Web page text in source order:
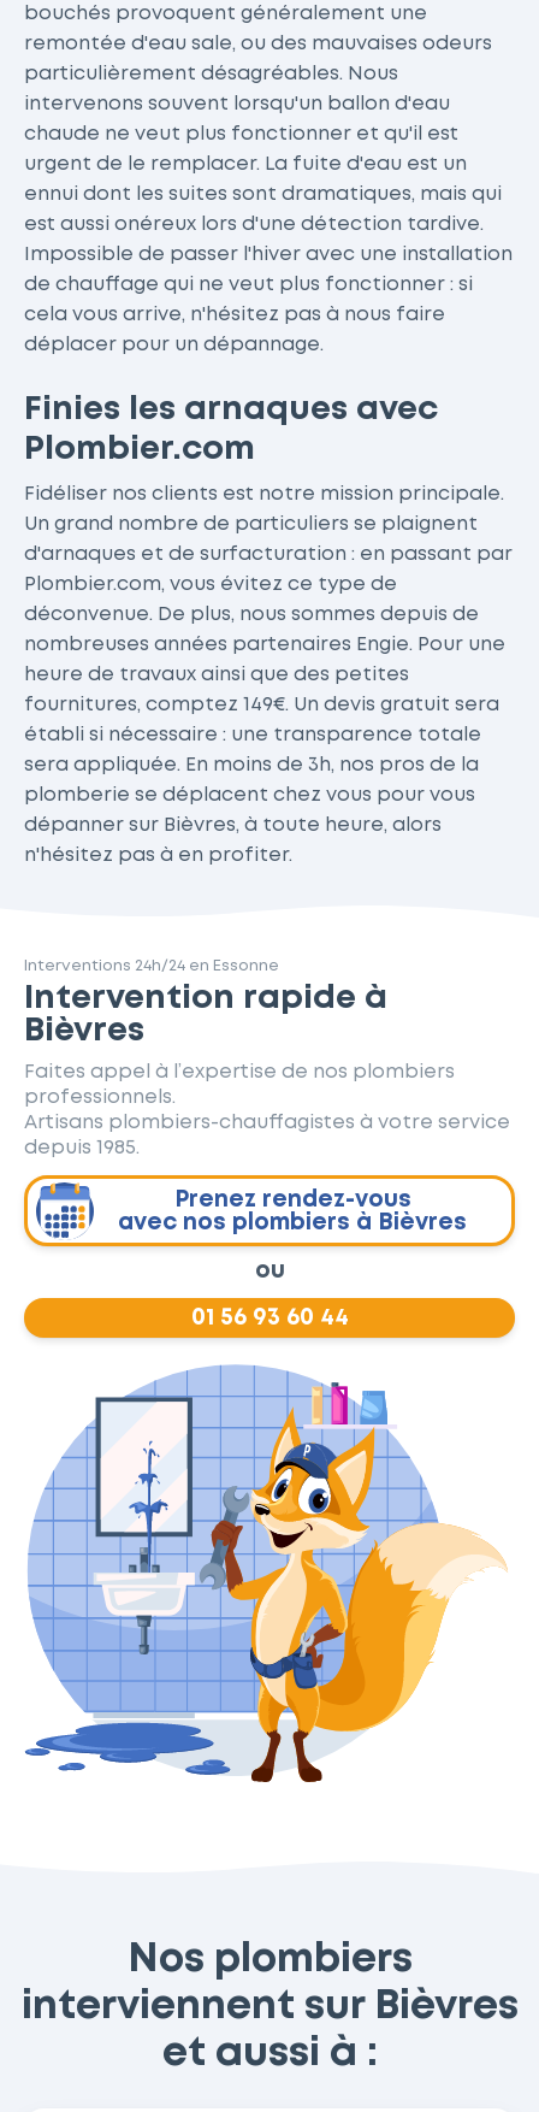
bouchés provoquent généralement une
remontée d'eau sale, ou des mauvaises odeurs
particulièrement désagréables. Nous
intervenons souvent lorsqu'un ballon d'eau
chaude ne veut plus fonctionner et qu'il est
urgent de le remplacer. La fuite d'eau est un
ennui dont les suites sont dramatiques, mais qui
est aussi onéreux lors d'une détection tardive.
Impossible de passer l'hiver avec une installation
de chauffage qui ne veut plus fonctionner : si
cela vous arrive, n'hésitez pas à nous faire
déplacer pour un dépannage.
Finies les arnaques avec
Plombier.com
Fidéliser nos clients est notre mission principale.
Un grand nombre de particuliers se plaignent
d'arnaques et de surfacturation : en passant par
Plombier.com, vous évitez ce type de
déconvenue. De plus, nous sommes depuis de
nombreuses années partenaires Engie. Pour une
heure de travaux ainsi que des petites
fournitures, comptez 149€. Un devis gratuit sera
établi si nécessaire : une transparence totale
sera appliquée. En moins de 3h, nos pros de la
plomberie se déplacent chez vous pour vous
dépanner sur Bièvres, à toute heure, alors
n'hésitez pas à en profiter.
Interventions 24h/24 en Essonne
Intervention rapide à
Bièvres
Faites appel à l’expertise de nos plombiers
professionnels.
Artisans plombiers-chauffagistes à votre service
depuis 1985.
Prenez rendez-vous
avec nos plombiers à Bièvres
ou
01 56 93 60 44
Nos plombiers
interviennent sur Bièvres
et aussi à :